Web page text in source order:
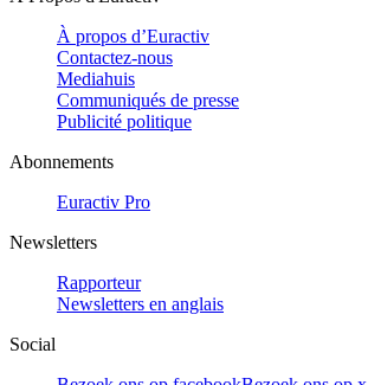
À propos d’Euractiv
Contactez-nous
Mediahuis
Communiqués de presse
Publicité politique
Abonnements
Euractiv Pro
Newsletters
Rapporteur
Newsletters en anglais
Social